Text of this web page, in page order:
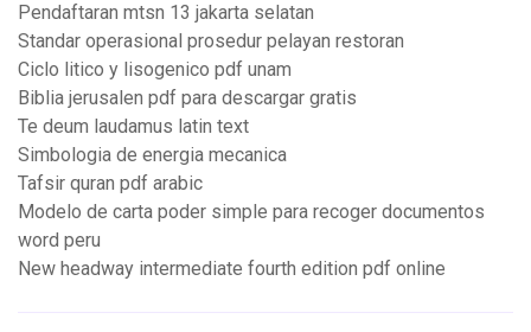
Pendaftaran mtsn 13 jakarta selatan
Standar operasional prosedur pelayan restoran
Ciclo litico y lisogenico pdf unam
Biblia jerusalen pdf para descargar gratis
Te deum laudamus latin text
Simbologia de energia mecanica
Tafsir quran pdf arabic
Modelo de carta poder simple para recoger documentos
word peru
New headway intermediate fourth edition pdf online